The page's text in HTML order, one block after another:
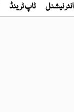
انٹر نیشنل ٹاپ ٹرینڈ